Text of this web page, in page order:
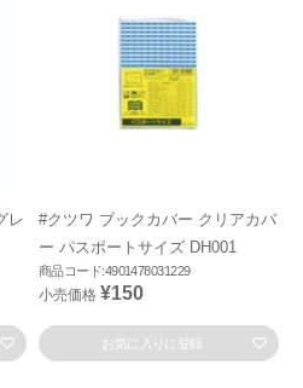
レ
#クツワ ブックカバー クリアカバ
ー パスポートサイズ DH001
商品コード:4901478031229
小売価格 ¥150
お気に入りに登録